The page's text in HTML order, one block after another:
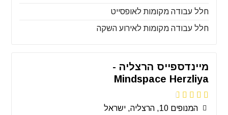
חלל עבודה מקומות לאופסייט
חלל עבודה מקומות לאירוע השקה
מיינדספייס הרצליה -
Mindspace Herzliya
המנופים 10, הרצליה, ישראל